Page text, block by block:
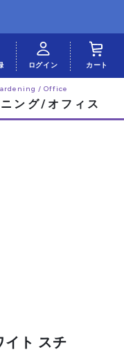
ング/オフィス
ログイン カート
イト スチ